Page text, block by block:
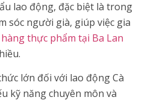
lao động, đặc biệt là trong
sóc người già, giúp việc gia
thực phẩm tại Ba Lan
lớn đối với lao động Cà
kỹ năng chuyên môn và